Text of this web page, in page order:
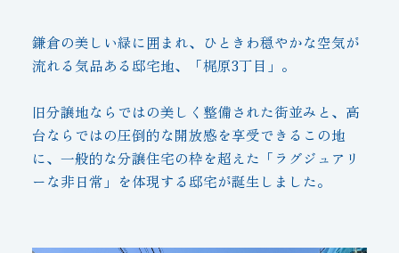
鎌倉の美しい緑に囲まれ、ひときわ穏やかな空気が
流れる気品ある邸宅地、「梶原3丁目」。
旧分譲地ならではの美しく整備された街並みと、高
台ならではの圧倒的な開放感を享受できるこの地
に、一般的な分譲住宅の枠を超えた「ラグジュアリ
ーな非日常」を体現する邸宅が誕生しました。